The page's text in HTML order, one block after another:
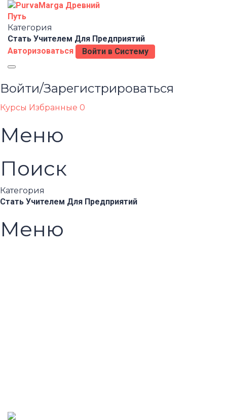
Категория
Стать Учителем Для Предприятий
Авторизоваться
Войти в Систему
Toggle
navigation
Войти/Зарегистрироваться
Курсы Избранные 0
Меню
Поиск
Категория
Стать Учителем Для Предприятий
Меню